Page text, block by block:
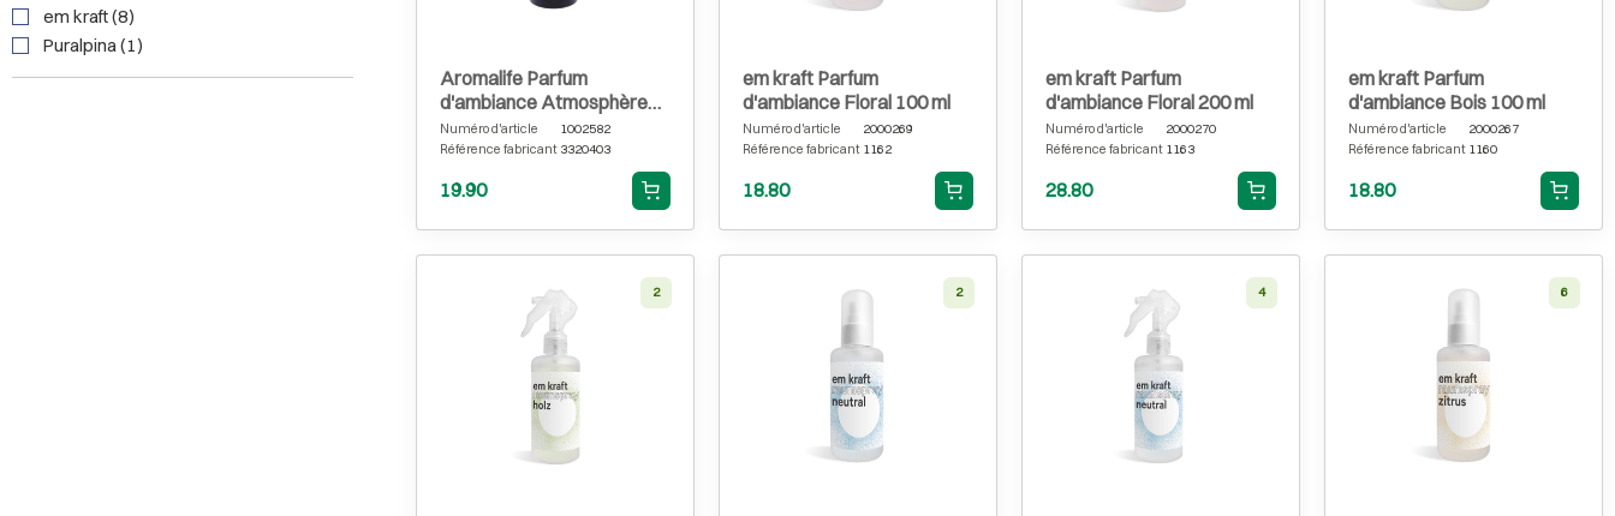
em kraft (8)
Puralpina (1)
Aromalife Parfum
d'ambiance Atmosphère
pure 100 ml
Numéro d'article
1002582
Référence fabricant 3320403
19.90
em kraft Parfum
d'ambiance Floral 100 ml
Numéro d'article
2000269
Référence fabricant 1162
18.80
em kraft Parfum
d'ambiance Floral 200 ml
Numéro d'article
2000270
Référence fabricant 1163
28.80
em kraft Parfum
d'ambiance Bois 100 ml
Numéro d'article
2000267
Référence fabricant 1160
18.80
2 2 4 6